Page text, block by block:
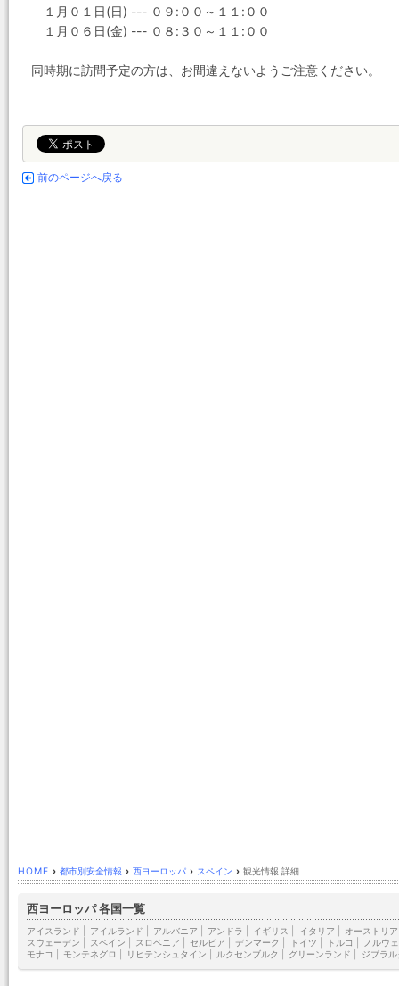
１月０１日(日) --- ０９:００～１１:００
１月０６日(金) --- ０８:３０～１１:００
同時期に訪問予定の方は、お間違えないようご注意ください。
前のページへ戻る
HOME › 都市別安全情報 › 西ヨーロッパ › スペイン › 観光情報 詳細
西ヨーロッパ 各国一覧
アイスランド アイルランド アルバニア アンドラ イギリス イタリア オーストリア
スウェーデン
スペイン スロベニア セルビア デンマーク ドイツ トルコ
ノルウ
モナコ
モンテネグロ リヒテンシュタイン ルクセンブルク グリーンランド ジブラル